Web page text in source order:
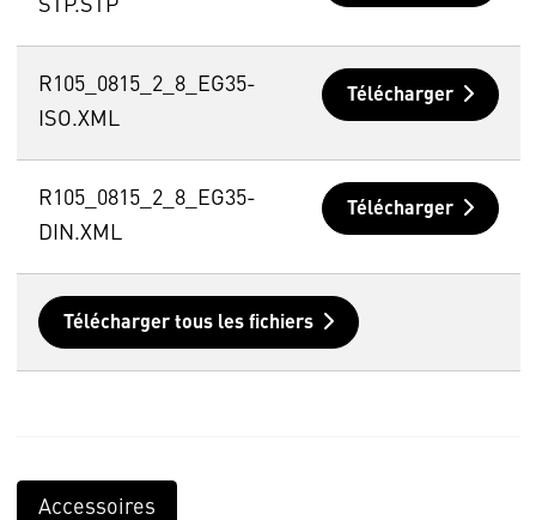
STP.STP
R105_0815_2_8_EG35-
ISO.XML
Télécharger
R105_0815_2_8_EG35-
DIN.XML
Télécharger
Télécharger tous les fichiers
Accessoires